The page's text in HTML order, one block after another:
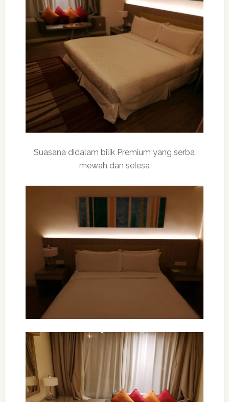
Suasana didalam bilik Premium yang serba
mewah dan selesa